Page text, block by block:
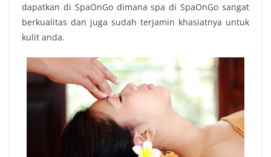
dapatkan di SpaOnGo dimana spa di SpaOnGo sangat
berkualitas dan juga sudah terjamin khasiatnya untuk
kulit anda.